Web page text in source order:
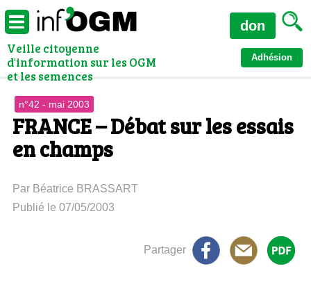
Veille citoyenne
d'information sur les OGM
et les semences
Adhésion
don
n°42 - mai 2003
FRANCE – Débat sur les essais
en champs
Par Béatrice BRASSART
Publié le 07/05/2003
Partager